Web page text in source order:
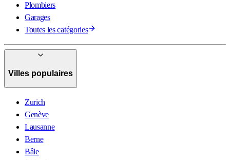
Plombiers
Garages
Toutes les catégories
Villes populaires
Zurich
Genève
Lausanne
Berne
Bâle